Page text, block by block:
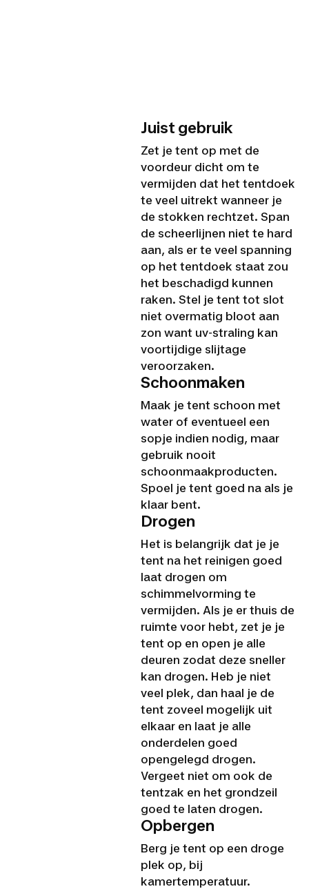
Juist gebruik
Zet je tent op met de
voordeur dicht om te
vermijden dat het tentdoek
te veel uitrekt wanneer je
de stokken rechtzet. Span
de scheerlijnen niet te hard
aan, als er te veel spanning
op het tentdoek staat zou
het beschadigd kunnen
raken. Stel je tent tot slot
niet overmatig bloot aan
zon want uv-straling kan
voortijdige slijtage
veroorzaken.
Schoonmaken
Maak je tent schoon met
water of eventueel een
sopje indien nodig, maar
gebruik nooit
schoonmaakproducten.
Spoel je tent goed na als je
klaar bent.
Drogen
Het is belangrijk dat je je
tent na het reinigen goed
laat drogen om
schimmelvorming te
vermijden. Als je er thuis de
ruimte voor hebt, zet je je
tent op en open je alle
deuren zodat deze sneller
kan drogen. Heb je niet
veel plek, dan haal je de
tent zoveel mogelijk uit
elkaar en laat je alle
onderdelen goed
opengelegd drogen.
Vergeet niet om ook de
tentzak en het grondzeil
goed te laten drogen.
Opbergen
Berg je tent op een droge
plek op, bij
kamertemperatuur.